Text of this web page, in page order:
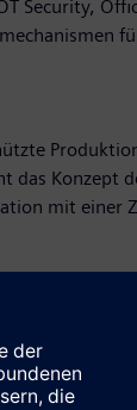
Security,
Konzept
mit einer